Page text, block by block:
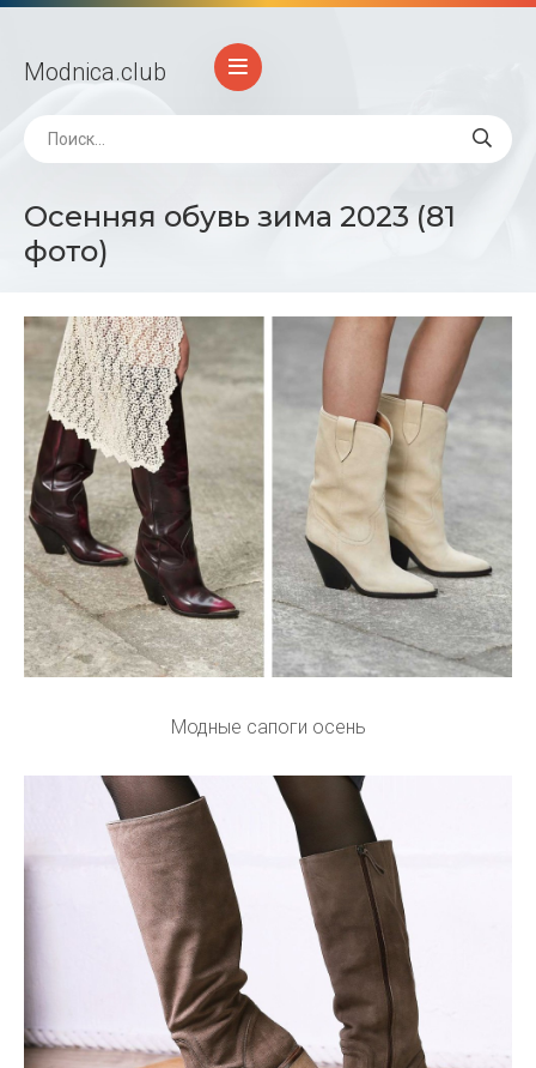
Modnica.club
Осенняя обувь зима 2023 (81
фото)
Модные сапоги осень